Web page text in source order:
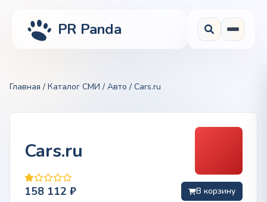
PR Panda
Главная / Каталог СМИ / Авто / Cars.ru
Cars.ru
158 112 ₽ В корзину